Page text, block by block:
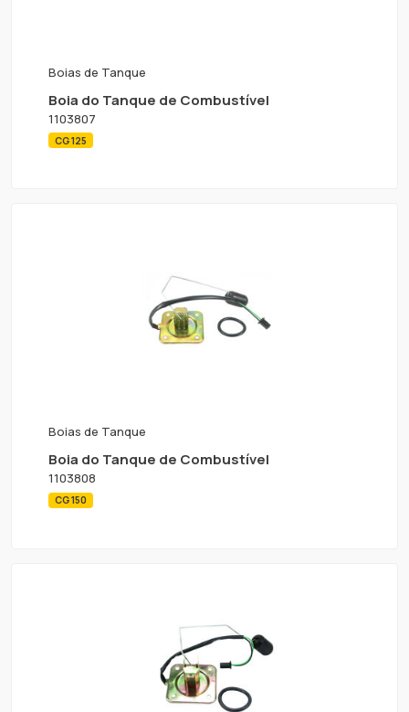
Boias de Tanque
Boia do Tanque de Combustível
1103807
CG 125
Boias de Tanque
Boia do Tanque de Combustível
1103808
CG 150